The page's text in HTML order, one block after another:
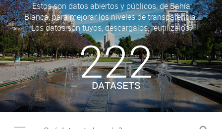
Estos son datos abiertos y públicos, de Bahía
Blanca, para mejorar los niveles de transparencia.
Los datos son tuyos, descargalos, reutilizalos.
222
DATASETS